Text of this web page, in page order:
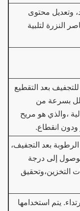
وتعديل محتوى
النزرة لتلبية
بعد التقطيع
بسرعة من
،والذي هو مريح
ودون انقطاع.
بعد التجفيف،
إلى درجة
التخزين،وتحقيق
يتم استخدامها